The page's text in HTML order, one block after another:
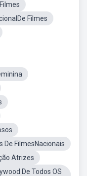
Filmes
De FilmesNacionais
Atrizes
De Todos OS